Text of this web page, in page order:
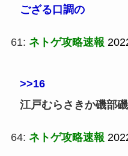
ござる口調の
61: ネトゲ攻略速報
>>16
江戸むらさきか磯部
64: ネトゲ攻略速報